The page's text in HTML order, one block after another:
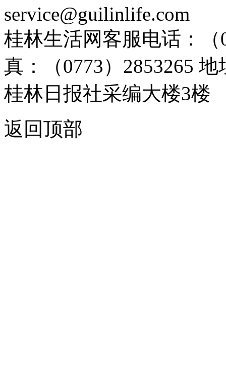
service@guilinlife.com
桂林生活网客服电话：（
真：（0773）2853265
桂林日报社采编大楼3楼
返回顶部